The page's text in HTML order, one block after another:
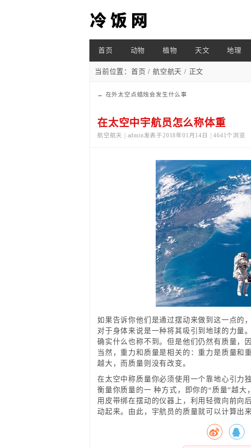
首页 动物 植物 天文 地理
当前位置： 首页 /航空航天 / 正文
← 在外太空点蜡烛会发生什么事
在太空中宇航员怎么称体重
航空航天 | admin发表于2018年01月14日 | 4641个浏览
如果告诉你他们是通过摆动来做到这一点的
对于身体来说是一种将其吸引到地球的力量
确实什么也称不到。但是他们仍然有质量，
当然，重力和质量是相关的：重力是质量和
越大，而质量则没有改变。
在太空中称质量你必须使用一个靠地心引
衡量你质量的一 种方式，即你的“质量”越
用皮带绑在摆动的仪器上，利用轻微向前向
动起来。由此，宇航员的质量就可以计算出